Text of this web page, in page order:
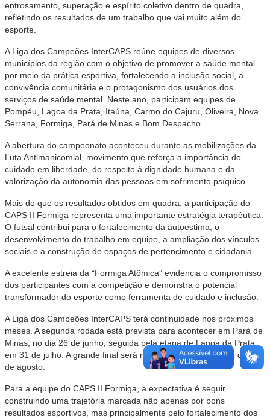
entrosamento, superação e espírito coletivo dentro de quadra,
refletindo os resultados de um trabalho que vai muito além do
esporte.
A Liga dos Campeões InterCAPS reúne equipes de diversos
municípios da região com o objetivo de promover a saúde mental
por meio da prática esportiva, fortalecendo a inclusão social, a
convivência comunitária e o protagonismo dos usuários dos
serviços de saúde mental. Neste ano, participam equipes de
Pompéu, Lagoa da Prata, Itaúna, Carmo do Cajuru, Oliveira, Nova
Serrana, Formiga, Pará de Minas e Bom Despacho.
A abertura do campeonato aconteceu durante as mobilizações da
Luta Antimanicomial, movimento que reforça a importância do
cuidado em liberdade, do respeito à dignidade humana e da
valorização da autonomia das pessoas em sofrimento psíquico.
Mais do que os resultados obtidos em quadra, a participação do
CAPS II Formiga representa uma importante estratégia terapêutica.
O futsal contribui para o fortalecimento da autoestima, o
desenvolvimento do trabalho em equipe, a ampliação dos vínculos
sociais e a construção de espaços de pertencimento e cidadania.
A excelente estreia da “Formiga Atômica” evidencia o compromisso
dos participantes com a competição e demonstra o potencial
transformador do esporte como ferramenta de cuidado e inclusão.
A Liga dos Campeões InterCAPS terá continuidade nos próximos
meses. A segunda rodada está prevista para acontecer em Pará de
Minas, no dia 26 de junho, seguida pela etapa de Lagoa da Prata,
em 31 de julho. A grande final será realizada em Oliveira, no dia 28
de agosto.
Para a equipe do CAPS II Formiga, a expectativa é seguir
construindo uma trajetória marcada não apenas por bons
resultados esportivos, mas principalmente pelo fortalecimento dos